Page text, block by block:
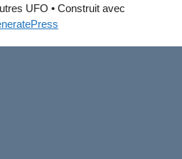
UFO • Construit avec